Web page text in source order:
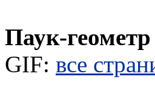
Паук-геометр
GIF: все